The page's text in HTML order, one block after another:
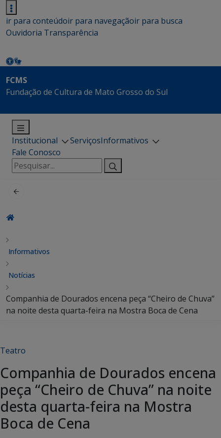
ir para conteúdoir para navegaçãoir para busca
Ouvidoria Transparência
FCMS
Fundação de Cultura de Mato Grosso do Sul
Institucional ServiçosInformativos
Fale Conosco
Pesquisar
por:
Informativos
Notícias
Companhia de Dourados encena peça “Cheiro de Chuva”
na noite desta quarta-feira na Mostra Boca de Cena
Teatro
Companhia de Dourados encena
peça “Cheiro de Chuva” na noite
desta quarta-feira na Mostra
Boca de Cena